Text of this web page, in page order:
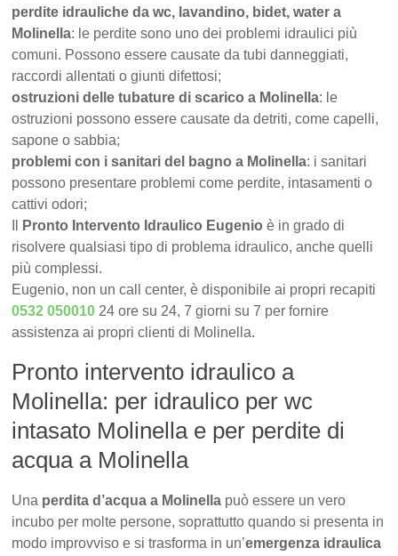
perdite idrauliche da wc, lavandino, bidet, water a
Molinella: le perdite sono uno dei problemi idraulici più
comuni. Possono essere causate da tubi danneggiati,
raccordi allentati o giunti difettosi;
ostruzioni delle tubature di scarico a Molinella: le
ostruzioni possono essere causate da detriti, come capelli,
sapone o sabbia;
problemi con i sanitari del bagno a Molinella: i sanitari
possono presentare problemi come perdite, intasamenti o
cattivi odori;
Pronto Intervento Idraulico Eugenio è in grado di
risolvere qualsiasi tipo di problema idraulico, anche quelli
più complessi.
Eugenio, non un call center, è disponibile ai propri recapiti
0532 050010 24 ore su 24, 7 giorni su 7 per fornire
assistenza ai propri clienti di Molinella.
Pronto intervento idraulico a
Molinella: per idraulico per wc
intasato Molinella e per perdite di
acqua a Molinella
Una perdita d’acqua a Molinella può essere un vero
incubo per molte persone, soprattutto quando si presenta in
modo improvviso e si trasforma in un’emergenza idraulica